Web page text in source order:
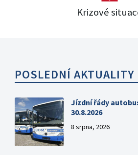
Krizové
POSLEDNÍ AKTUALITY
Jízdní řády
30.8.2026
8 srpna, 2026